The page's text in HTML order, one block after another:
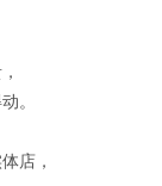
。
店，